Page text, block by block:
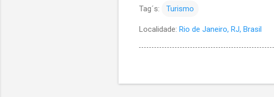
Tag´s: Turismo
Localidade: Rio de Janeiro, RJ, Brasil